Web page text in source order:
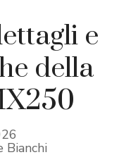
e
della
Bianchi